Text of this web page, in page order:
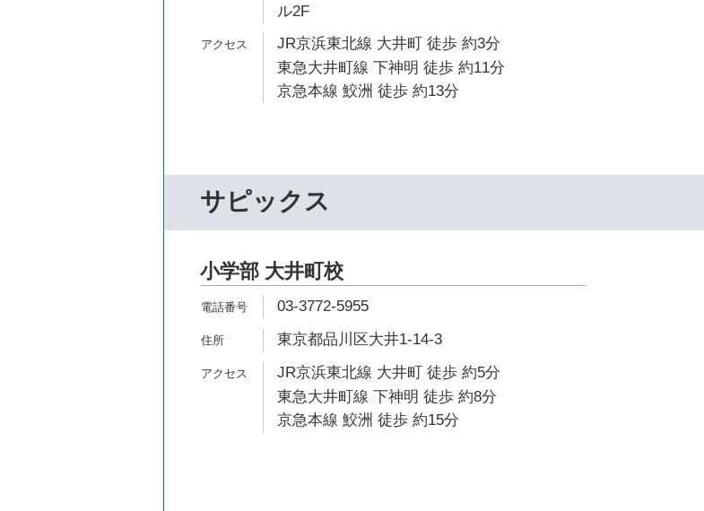
ル2F
JR京浜東北線 大井町 徒歩 約3分
東急大井町線 下神明 徒歩 約11分
京急本線 鮫洲 徒歩 約13分
サピックス
小学部 大井町校
03-3772-5955
東京都品川区大井1-14-3
JR京浜東北線 大井町 徒歩 約5分
東急大井町線 下神明 徒歩 約8分
京急本線 鮫洲 徒歩 約15分